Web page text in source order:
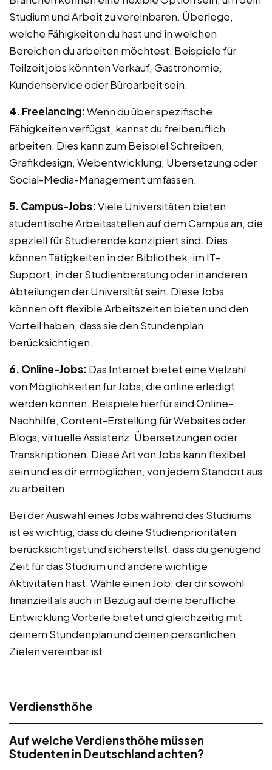
Studium und Arbeit zu vereinbaren. Überlege,
welche Fähigkeiten du hast und in welchen
Bereichen du arbeiten möchtest. Beispiele für
Teilzeitjobs könnten Verkauf, Gastronomie,
Kundenservice oder Büroarbeit sein.
4. Freelancing:Wenn du über spezifische
Fähigkeiten verfügst, kannst du freiberuflich
arbeiten. Dies kann zum Beispiel Schreiben,
Grafikdesign, Webentwicklung, Übersetzung oder
Social-Media-Management umfassen.
5. Campus-Jobs:Viele Universitäten bieten
studentische Arbeitsstellen auf dem Campus an, die
speziell für Studierende konzipiert sind. Dies
können Tätigkeiten in der Bibliothek, im IT-
Support, in der Studienberatung oder in anderen
Abteilungen der Universität sein. Diese Jobs
können oft flexible Arbeitszeiten bieten und den
Vorteil haben, dass sie den Stundenplan
berücksichtigen.
6. Online-Jobs: Das Internet bietet eine Vielzahl
von Möglichkeiten für Jobs, die online erledigt
werden können. Beispiele hierfür sind Online-
Nachhilfe, Content-Erstellung für Websites oder
Blogs, virtuelle Assistenz, Übersetzungen oder
Transkriptionen. Diese Art von Jobs kann flexibel
sein und es dir ermöglichen, von jedem Standort aus
zu arbeiten.
Bei der Auswahl eines Jobs während des Studiums
ist es wichtig, dass du deine Studienprioritäten
berücksichtigst und sicherstellst, dass du genügend
Zeit für das Studium und andere wichtige
Aktivitäten hast. Wähle einen Job, der dir sowohl
finanziell als auch in Bezug auf deine berufliche
Entwicklung Vorteile bietet und gleichzeitig mit
deinem Stundenplan und deinen persönlichen
Zielen vereinbar ist.
Verdiensthöhe
Auf welche Verdiensthöhe müssen
Studenten in Deutschland achten?